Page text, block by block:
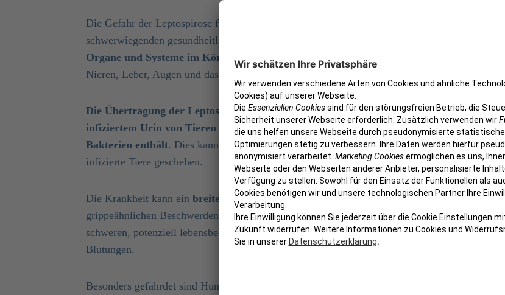
Die Gefahr der Leptospirose für Hunde liegt in ihrer Aggressivität und den potenziell
schwerwiegenden gesundheitlichen Auswirkungen. Die
Organe und Systeme im Körper des Hundes beeinträchtigen
Nieren, Leber, Augen und das Nervensystem.
Die Übertragung der Leptospiren erfolgt hauptsächlich durch den Kontakt mit
infiziertem Urin von Tieren oder durch den Kontakt mit kontaminiertem Wasser, das die
Bakterien enthält. Dies kann in stehenden Gewässern, verschmutzten Böden oder über
infizierte Tiere geschehen.
Die Krankheit kann ein breites Spektrum an Symptomenverursachen, von milden
grippeähnlichen Beschwerden wie Fieber, Erbrechen und Muskelschmerzen bis hin zu
schweren, potenziell lebensbedrohlichen Zuständen wie Leberversagen, Nierenversagen und
Blutungen.
Besonders gefährdet sind Hunde, die viel Zeit im Freien verbringen, in ländlichen Gebieten